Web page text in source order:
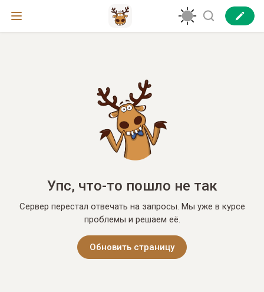
Упс, что-то пошло не так
Сервер перестал отвечать на запросы. Мы уже в курсе
проблемы и решаем её.
Обновить страницу